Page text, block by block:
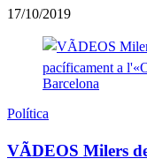
17/10/2019
Política
VÃDEOS Milers